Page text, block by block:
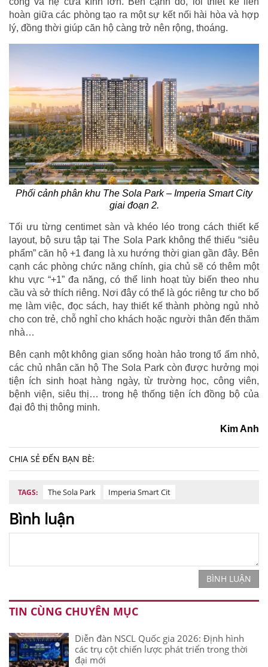
hoàn giữa các phòng tạo ra một sự kết nối hài hòa và hợp
lý, đồng thời giúp căn hộ càng trở nên rộng, thoáng.
Phối cảnh phân khu The Sola Park – Imperia Smart City
giai đoạn 2.
Tối ưu từng centimet sàn và khéo léo trong cách thiết kế
layout, bộ sưu tập tại The Sola Park không thể thiếu “siêu
phẩm” căn hộ +1 đang là xu hướng thời gian gần đây. Bên
cạnh các phòng chức năng chính, gia chủ sẽ có thêm một
khu vực “+1” đa năng, có thể linh hoạt tùy biến theo nhu
cầu và sở thích riêng. Nơi đây có thể là góc riêng tư cho bố
mẹ làm việc, đọc sách, hay thiết kế thành phòng ngủ nhỏ
cho con trẻ, chỗ nghỉ cho khách hoặc người thân đến thăm
nhà…
Bên cạnh một không gian sống hoàn hảo trong tổ ấm nhỏ,
các chủ nhân căn hộ The Sola Park còn được hưởng mọi
tiện ích sinh hoạt hàng ngày, từ trường học, công viên,
bệnh viện, siêu thị… trong hệ thống tiện ích đồng bộ của
đại đô thị thông minh.
Kim Anh
CHIA SẺ ĐẾN BẠN BÈ:
TAGS: The Sola Park Imperia Smart Cit
Bình luận
BÌNH LUẬN
TIN CÙNG CHUYÊN MỤC
Diễn đàn NSCL Quốc gia 2026: Định hình
các trụ cột chiến lược phát triển trong thời
đại mới